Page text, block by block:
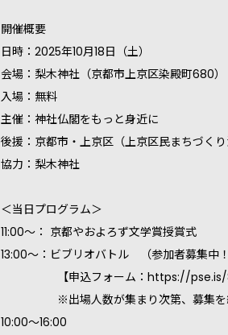
開催概要
日時：2025年10月18日（土）
会場：梨木神社（京都市上京区染殿町680）
入場：無料
主催：神社仏閣をもっと身近に
後援：京都市・上京区（上京区民まちづくり
協力：梨木神社
＜当日プログラム＞
11:00〜： 京都やおよろず文学賞授賞式
13:00〜：ビブリオバトル （参加者募集中！
【申込フォーム：https://pse.is/
※出場人数が集まり次第、募集を締
10:00〜16:00